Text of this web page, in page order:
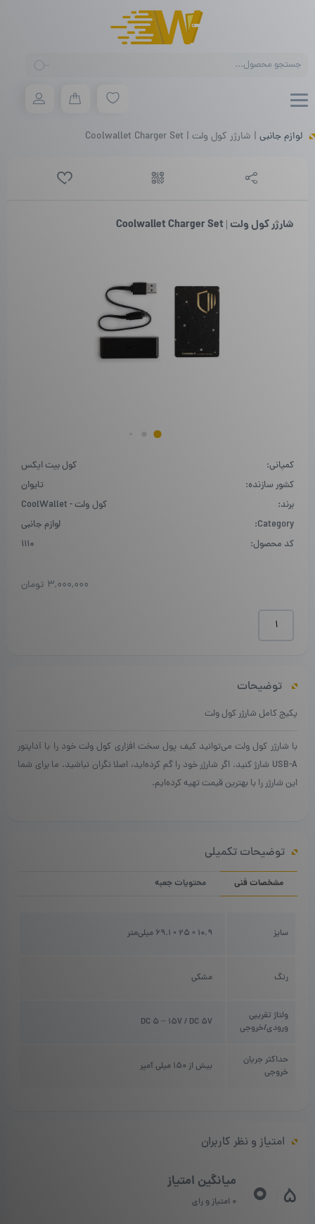
search
لوازم جانبی | شارژر کول ولت | Coolwallet Charger Set
شارژر کول ولت | Coolwallet Charger Set
کمپانی:
کول بیت ایکس
کشور سازنده:
تایوان
برند:
کول ولت - CoolWallet
Category:
لوازم جانبی
کد محصول:
1110
3,000,000 تومان
ولت
Charger
عدد
توضیحات
پکیج کامل شارژر کول ولت
با شارژر کول ولت می‌توانید کیف پول سخت افزاری کول ولت خود را با آداپتور
USB-A شارژ کنید. اگر شارژر خود را گم کرده‌اید، اصلا نگران نباشید. ما برای شما
این شارژر را با بهترین قیمت تهیه کرده‌ایم.
توضیحات تکمیلی
مشخصات فنی محتویات جعبه
سایز 10.9 × 25 × 69.1 میلی‌متر
رنگ مشکی
ولتاژ تقریبی
ورودی/خروجی
DC 5 ~ 15V / DC 5V
حداکثر جریان
خروجی
بیش از 150 میلی آمپر
امتیاز و نظر کاربران
5
0 میانگین امتیاز
0 امتیاز و رای